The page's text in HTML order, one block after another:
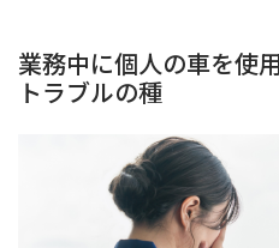
業務中に個人の車を使
トラブルの種